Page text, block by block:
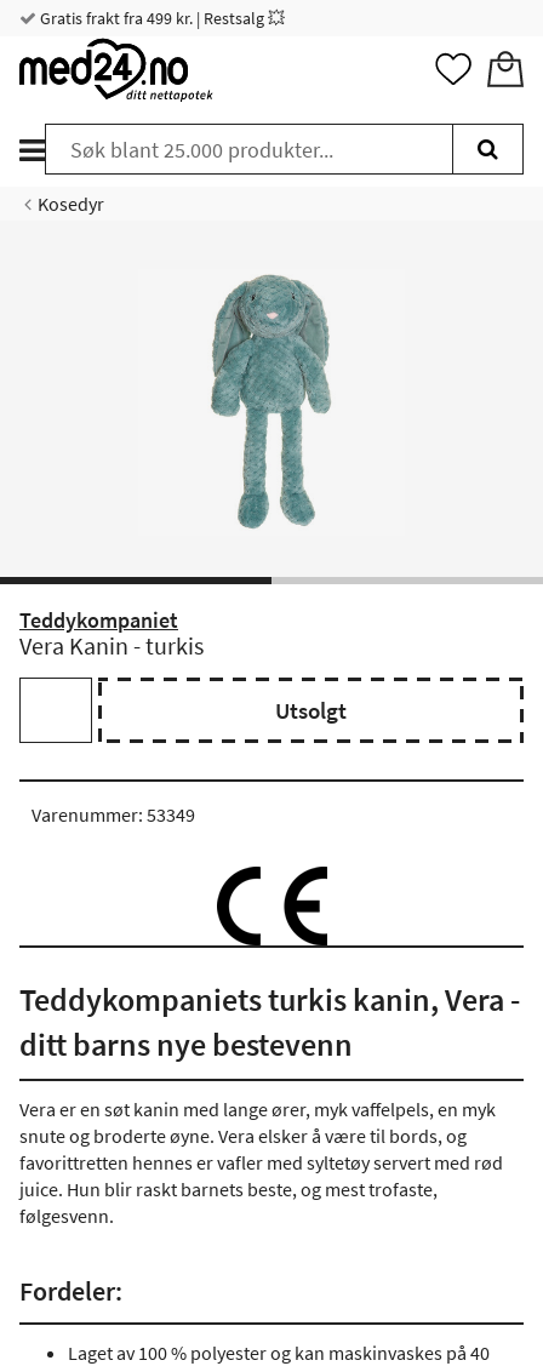
Gratis frakt fra 499 kr. | Restsalg 💥
Kosedyr
Teddykompaniet
Vera Kanin - turkis
Utsolgt
Varenummer: 53349
Teddykompaniets turkis kanin, Vera -
ditt barns nye bestevenn
Vera er en søt kanin med lange ører, myk vaffelpels, en myk
snute og broderte øyne. Vera elsker å være til bords, og
favorittretten hennes er vafler med syltetøy servert med rød
juice. Hun blir raskt barnets beste, og mest trofaste,
følgesvenn.
Fordeler:
Laget av 100 % polyester og kan maskinvaskes på 40